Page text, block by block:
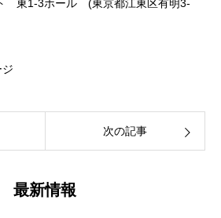
東1-3ホール (東京都江東区有明3-
次の記事
最新情報